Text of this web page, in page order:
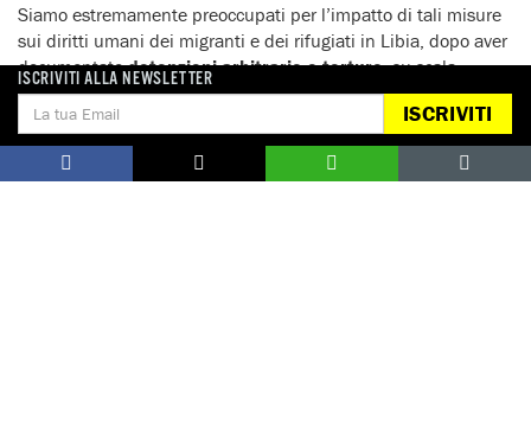
Siamo estremamente preoccupati per l’impatto di tali misure
sui diritti umani dei migranti e dei rifugiati in Libia, dopo aver
documentatodetenzioni arbitrarie e torture, su scala
massiccia e sistematica. Uomini, donne e bambini intervistati
dai nostri ricercatori hanno denunciato l’aumento dei
maltrattamenti, degli stupri, dello sfruttamento e delle
estorsioni nei centri di detenzione della Libia, compresi quelli
ISCRIVITI ALLA NEWSLETTER
ISCRIVITI